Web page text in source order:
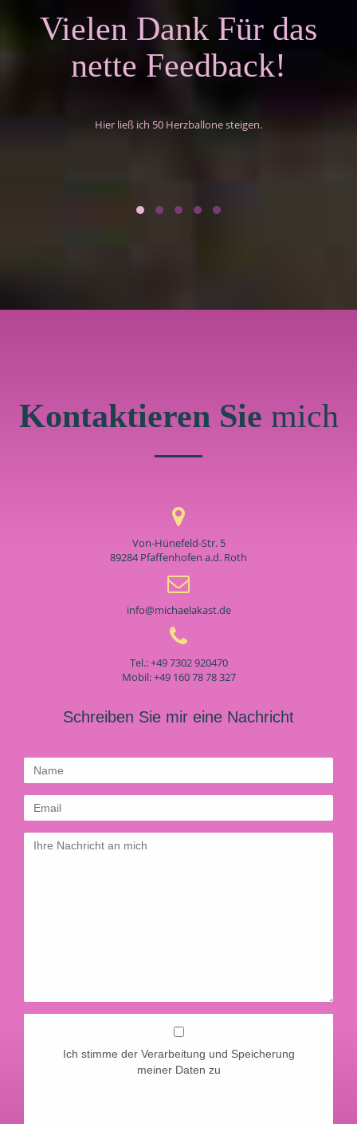
Vielen Dank Für das
nette Feedback!
Hier ließ ich 50 Herzballone steigen.
Kontaktieren Sie mich
Von-Hünefeld-Str. 5
89284 Pfaffenhofen a.d. Roth
info@michaelakast.de
Tel.: +49 7302 920470
Mobil: +49 160 78 78 327
Schreiben Sie mir eine Nachricht
Ich stimme der Verarbeitung und Speicherung
meiner Daten zu